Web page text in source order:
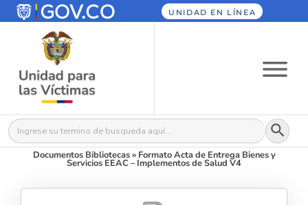
UNIDAD EN LÍNEA
Buscar: Botón
Documentos Bibliotecas» Formato Acta de Entrega Bienes y
Servicios EEAC – Implementos de Salud V4